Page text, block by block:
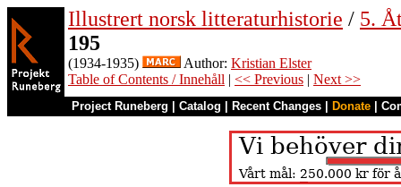
Illustrert norsk litteraturhistorie / 5.
195
(1934-1935) Author: Kristian Elster
Table of Contents / Innehåll | << Previous | Next >>
Project Runeberg Catalog Recent Changes Donate